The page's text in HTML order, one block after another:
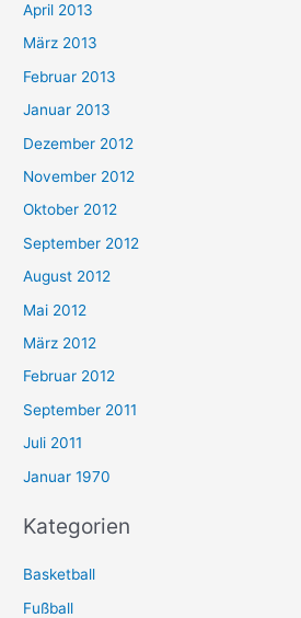
April 2013
März 2013
Februar 2013
Januar 2013
Dezember 2012
November 2012
Oktober 2012
September 2012
August 2012
Mai 2012
März 2012
Februar 2012
September 2011
Juli 2011
Januar 1970
Kategorien
Basketball
Fußball